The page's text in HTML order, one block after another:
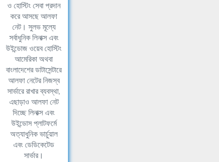
ও হোস্টিং সেবা প্রদান
করে আসছে আলফা
নেট। সুলভ মূল্যে
সর্বাধুনিক লিনাক্স এবং
উইন্ডোজ ওয়েব হোস্টিং
আমেরিকা অথবা
বাংলাদেশের ডাটাসেন্টারে
আলফা নেটের নিজস্ব
সার্ভারে রাখার ব্যবস্থা,
এছাড়াও আলফা নেট
দিচ্ছে লিনাক্স এবং
উইন্ডোস প্লাটফর্মে
অত্যাধুনিক ভার্চুয়াল
এবং ডেডিকেটেড
সার্ভার।